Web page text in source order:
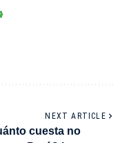
NEXT ARTICLE
cuesta no